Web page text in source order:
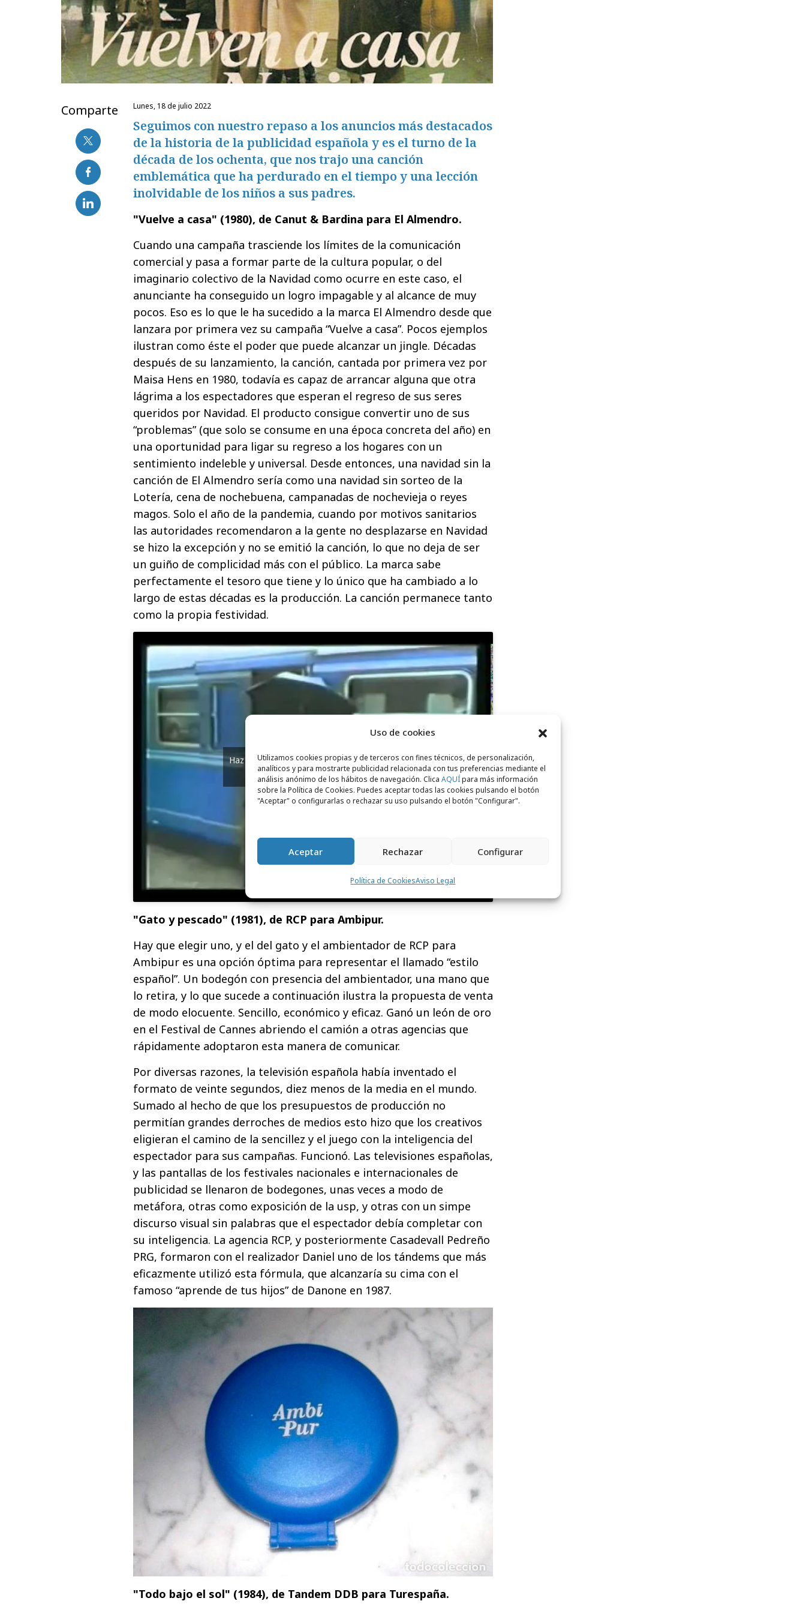
Uso de cookies
Utilizamos cookies propias y de terceros con fines técnicos, de personalización,
analíticos y para mostrarte publicidad relacionada con tus preferencias mediante el
análisis anónimo de los hábitos de navegación. Clica AQUÍpara más información
sobre la Política de Cookies. Puedes aceptar todas las cookies pulsando el botón
"Aceptar" o configurarlas o rechazar su uso pulsando el botón "Configurar".
Aceptar Rechazar Configurar
Política de CookiesAviso Legal
Comparte lunes, 18 de julio 2022
Seguimos con nuestro repaso a los anuncios más destacados
de la historia de la publicidad española y es el turno de la
década de los ochenta, que nos trajo una canción
emblemática que ha perdurado en el tiempo y una lección
inolvidable de los niños a sus padres.
"Vuelve a casa" (1980), de Canut & Bardina para El Almendro.
Cuando una campaña trasciende los límites de la comunicación
comercial y pasa a formar parte de la cultura popular, o del
imaginario colectivo de la Navidad como ocurre en este caso, el
anunciante ha conseguido un logro impagable y al alcance de muy
pocos. Eso es lo que le ha sucedido a la marca El Almendro desde que
lanzara por primera vez su campaña “Vuelve a casa”. Pocos ejemplos
ilustran como éste el poder que puede alcanzar un jingle. Décadas
después de su lanzamiento, la canción, cantada por primera vez por
Maisa Hens en 1980, todavía es capaz de arrancar alguna que otra
lágrima a los espectadores que esperan el regreso de sus seres
queridos por Navidad. El producto consigue convertir uno de sus
“problemas” (que solo se consume en una época concreta del año) en
una oportunidad para ligar su regreso a los hogares con un
sentimiento indeleble y universal. Desde entonces, una navidad sin la
canción de El Almendro sería como una navidad sin sorteo de la
Lotería, cena de nochebuena, campanadas de nochevieja o reyes
magos. Solo el año de la pandemia, cuando por motivos sanitarios
las autoridades recomendaron a la gente no desplazarse en Navidad
se hizo la excepción y no se emitió la canción, lo que no deja de ser
un guiño de complicidad más con el público. La marca sabe
perfectamente el tesoro que tiene y lo único que ha cambiado a lo
largo de estas décadas es la producción. La canción permanece tanto
como la propia festividad.
Haz clic para aceptar cookies de marketing
y permitir este contenido
"Gato y pescado" (1981), de RCP para Ambipur.
Hay que elegir uno, y el del gato y el ambientador de RCP para
Ambipur es una opción óptima para representar el llamado “estilo
español”. Un bodegón con presencia del ambientador, una mano que
lo retira, y lo que sucede a continuación ilustra la propuesta de venta
de modo elocuente. Sencillo, económico y eficaz. Ganó un león de oro
en el Festival de Cannes abriendo el camión a otras agencias que
rápidamente adoptaron esta manera de comunicar.
Por diversas razones, la televisión española había inventado el
formato de veinte segundos, diez menos de la media en el mundo.
Sumado al hecho de que los presupuestos de producción no
permitían grandes derroches de medios esto hizo que los creativos
eligieran el camino de la sencillez y el juego con la inteligencia del
espectador para sus campañas. Funcionó. Las televisiones españolas,
y las pantallas de los festivales nacionales e internacionales de
publicidad se llenaron de bodegones, unas veces a modo de
metáfora, otras como exposición de la usp, y otras con un simpe
discurso visual sin palabras que el espectador debía completar con
su inteligencia. La agencia RCP, y posteriormente Casadevall Pedreño
PRG, formaron con el realizador Daniel uno de los tándems que más
eficazmente utilizó esta fórmula, que alcanzaría su cima con el
famoso “aprende de tus hijos” de Danone en 1987.
"Todo bajo el sol" (1984), de Tandem DDB para Turespaña.